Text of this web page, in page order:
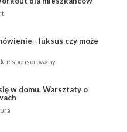
- luksus czy może
sponsorowany
w domu. Warsztaty o